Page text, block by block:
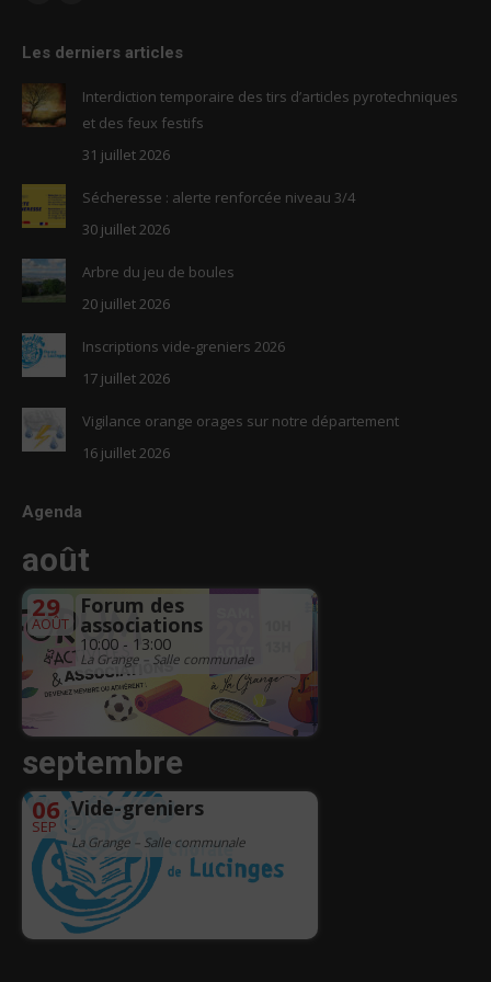
opens
in
new
opens
new
window
Les derniers articles
Interdiction temporaire des tirs d’articles pyrotechniques
et des feux festifs
31 juillet 2026
Sécheresse : alerte renforcée niveau 3/4
30 juillet 2026
Arbre du jeu de boules
20 juillet 2026
Inscriptions vide-greniers 2026
17 juillet 2026
Vigilance orange orages sur notre département
16 juillet 2026
Agenda
août
29
AOÛT
Forum des
associations
10:00 - 13:00
La Grange – Salle communale
septembre
06
SEP
Vide-greniers
-
La Grange – Salle communale